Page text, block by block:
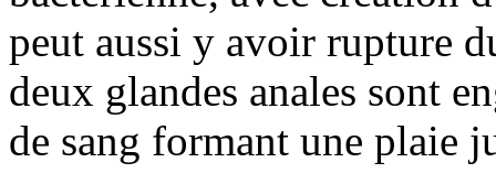
peut aussi y avoir rupture
deux glandes anales sont
de sang formant une plaie